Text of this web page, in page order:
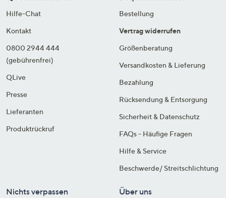
Hilfe-Chat
Kontakt
0800 2944 444
(gebührenfrei)
QLive
Presse
Lieferanten
Produktrückruf
Bestellung
Vertrag widerrufen
Größenberatung
Versandkosten & Lieferung
Bezahlung
Rücksendung & Entsorgung
Sicherheit & Datenschutz
FAQs - Häufige Fragen
Hilfe & Service
Beschwerde/ Streitschlichtung
Nichts verpassen Über uns